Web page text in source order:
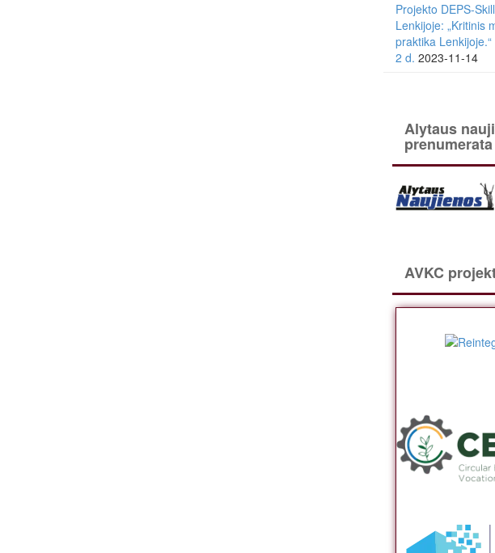
Projekto DEPS-
Lenkijoje: „Kritinis
praktika
2 d. 2023-11-14
Alytaus
prenumerata
AVKC